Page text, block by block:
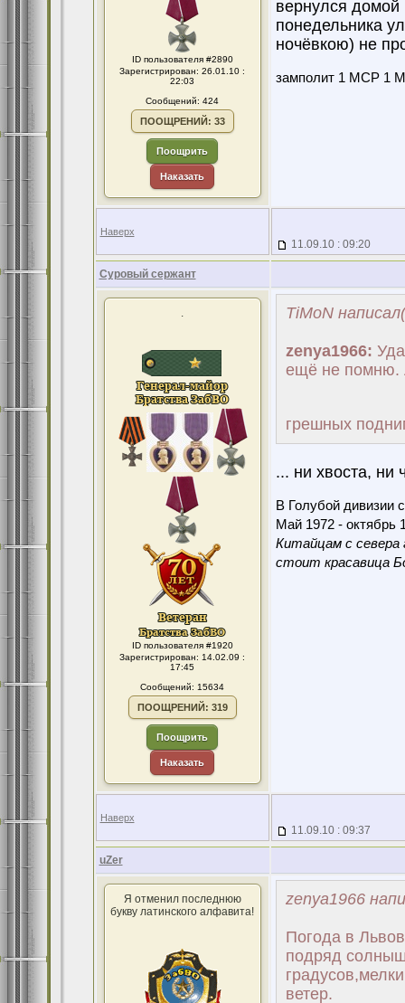
ID пользователя #2890
Зарегистрирован: 26.01.10 :
22:03
Сообщений: 424
ПООЩРЕНИЙ: 33
Поощрить
Наказать
вернулся
понедельника
ночёвкою) не
замполит 1 МСР 1
Наверх
11.09.10 : 09:20
Суровый сержант
.
ID пользователя #1920
Зарегистрирован: 14.02.09 :
17:45
Сообщений: 15634
ПООЩРЕНИЙ: 319
Поощрить
Наказать
TiMoN
zenya1966:
ещё не помню.
грешных
... ни хвоста, ни
В Голубой дивизии
Май 1972 - октябрь
Китайцам с севера
стоит красавица
Наверх
11.09.10 : 09:37
uZer
Я отменил последнюю
букву латинского алфавита!
zenya1966
Погода в
подряд
ветер.